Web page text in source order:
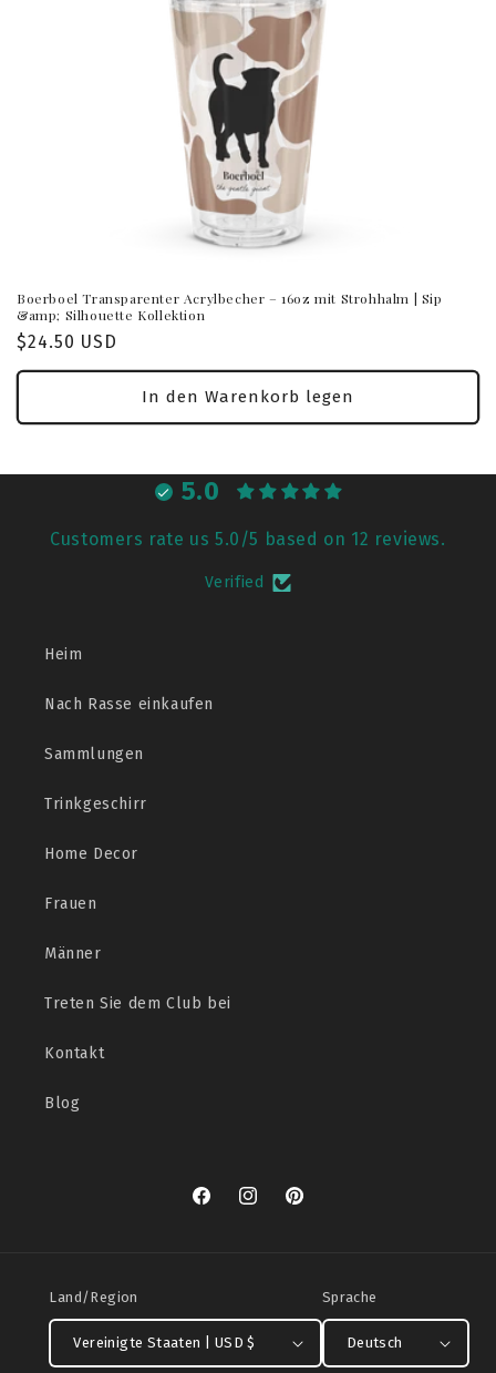
Boerboel Transparenter Acrylbecher – 16oz mit Strohhalm | Sip
&amp; Silhouette Kollektion
Normaler
Preis
$24.50 USD
In den Warenkorb legen
5.0
Customers rate us 5.0/5 based on 12 reviews.
Verified
Heim
Nach Rasse einkaufen
Sammlungen
Trinkgeschirr
Home Decor
Frauen
Männer
Treten Sie dem Club bei
Kontakt
Blog
FacebookInstagramPinterest
Land/Region
Vereinigte Staaten | USD $
Sprache
Deutsch